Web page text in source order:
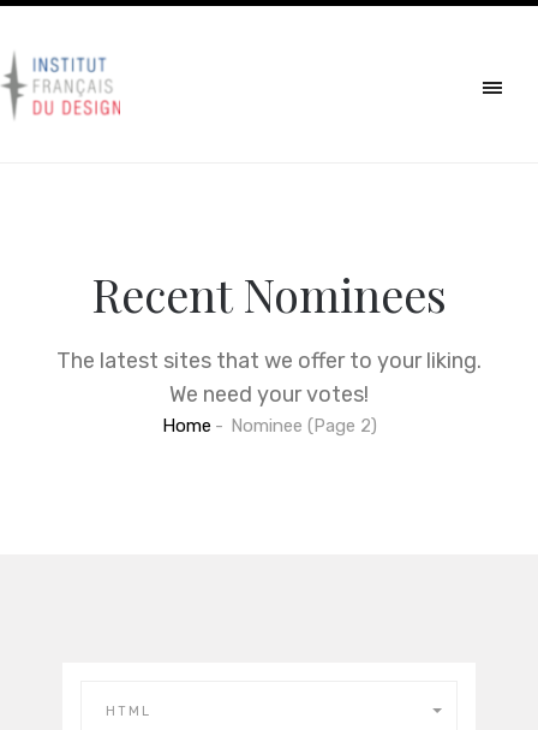
Recent Nominees
The latest sites that we offer to your liking.
We need your votes!
Home Nominee (Page 2)
HTML